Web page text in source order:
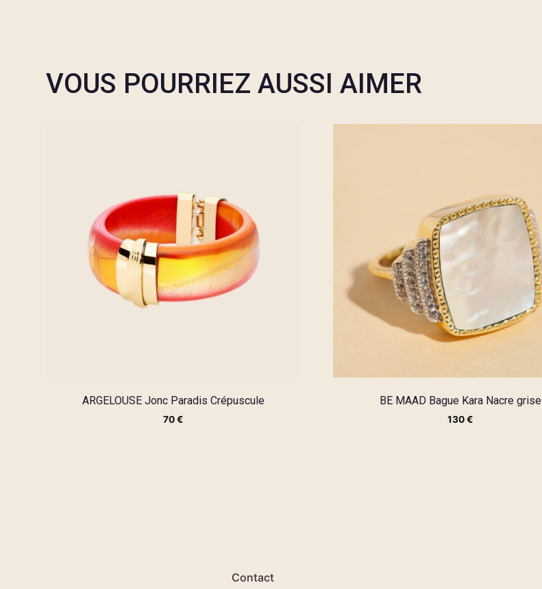
VOUS POURRIEZ AUSSI AIMER
ARGELOUSE Jonc Paradis Crépuscule
70€
BE MAAD Bague Kara Nacre grise
130€
Contact